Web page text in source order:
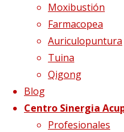
Moxibustión
Farmacopea
Auriculopuntura
Tuina
Qigong
Blog
Centro Sinergia
Profesionales
COMO